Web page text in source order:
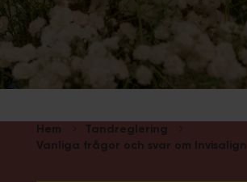
Hem
Tandreglering
Vanliga frågor och svar om Invisalign